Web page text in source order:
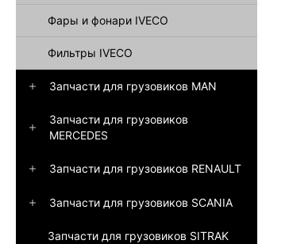
Фары и фонари IVECO
Фильтры IVECO
Запчасти для грузовиков MAN
Запчасти для грузовиков
MERCEDES
Запчасти для грузовиков RENAULT
Запчасти для грузовиков SCANIA
Запчасти для грузовиков SITRAK